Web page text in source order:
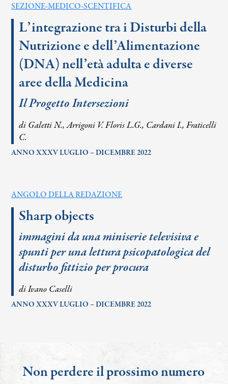
SEZIONE-MEDICO-SCENTIFICA
L’integrazione tra i Disturbi della
Nutrizione e dell’Alimentazione
(DNA) nell’età adulta e diverse
aree della Medicina
Il Progetto Intersezioni
di Galetti N., Arrigoni V. Floris L.G., Cardani I., Fraticelli
C.
ANNO XXXV LUGLIO – DICEMBRE 2022
ANGOLO DELLA REDAZIONE
Sharp objects
immagini da una miniserie televisiva e
spunti per una lettura psicopatologica del
disturbo fittizio per procura
di Ivano Caselli
ANNO XXXV LUGLIO – DICEMBRE 2022
Non perdere il prossimo numero